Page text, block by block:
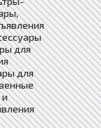
для
для
и